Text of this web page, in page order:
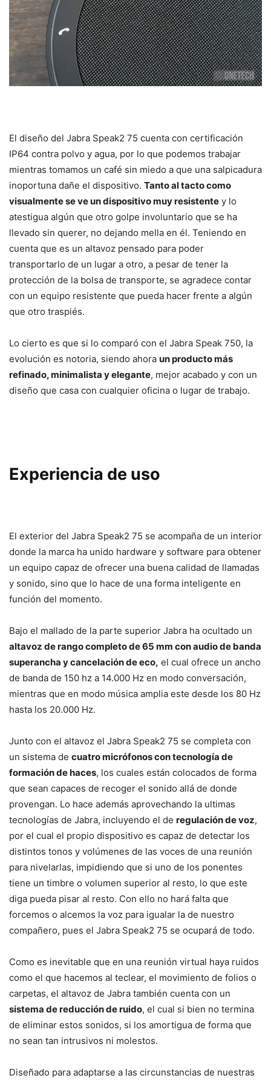
El diseño del Jabra Speak2 75 cuenta con certificación
IP64 contra polvo y agua, por lo que podemos trabajar
mientras tomamos un café sin miedo a que una salpicadura
inoportuna dañe el dispositivo. Tanto al tacto como
visualmente se ve un dispositivo muy resistente y lo
atestigua algún que otro golpe involuntario que se ha
llevado sin querer, no dejando mella en él. Teniendo en
cuenta que es un altavoz pensado para poder
transportarlo de un lugar a otro, a pesar de tener la
protección de la bolsa de transporte, se agradece contar
con un equipo resistente que pueda hacer frente a algún
que otro traspiés.
Lo cierto es que si lo comparó con el Jabra Speak 750, la
evolución es notoria, siendo ahora un producto más
refinado, minimalista y elegante, mejor acabado y con un
diseño que casa con cualquier oficina o lugar de trabajo.
Experiencia de uso
El exterior del Jabra Speak2 75 se acompaña de un interior
donde la marca ha unido hardware y software para obtener
un equipo capaz de ofrecer una buena calidad de llamadas
y sonido, sino que lo hace de una forma inteligente en
función del momento.
Bajo el mallado de la parte superior Jabra ha ocultado un
altavoz de rango completo de 65 mm con audio de banda
superancha y cancelación de eco, el cual ofrece un ancho
de banda de 150 hz a 14.000 Hz en modo conversación,
mientras que en modo música amplia este desde los 80 Hz
hasta los 20.000 Hz.
Junto con el altavoz el Jabra Speak2 75 se completa con
un sistema de cuatro micrófonos con tecnología de
formación de haces, los cuales están colocados de forma
que sean capaces de recoger el sonido allá de donde
provengan. Lo hace además aprovechando la ultimas
tecnologías de Jabra, incluyendo el de regulación de voz,
por el cual el propio dispositivo es capaz de detectar los
distintos tonos y volúmenes de las voces de una reunión
para nivelarlas, impidiendo que si uno de los ponentes
tiene un timbre o volumen superior al resto, lo que este
diga pueda pisar al resto. Con ello no hará falta que
forcemos o alcemos la voz para igualar la de nuestro
compañero, pues el Jabra Speak2 75 se ocupará de todo.
Como es inevitable que en una reunión virtual haya ruidos
como el que hacemos al teclear, el movimiento de folios o
carpetas, el altavoz de Jabra también cuenta con un
sistema de reducción de ruido, el cual si bien no termina
de eliminar estos sonidos, si los amortigua de forma que
no sean tan intrusivos ni molestos.
Diseñado para adaptarse a las circunstancias de nuestras